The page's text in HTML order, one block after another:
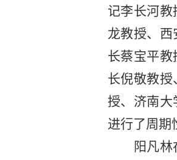
记李长河
龙教授、
长蔡宝平
长倪敬教
授、济南大
进行了周期
阳凡